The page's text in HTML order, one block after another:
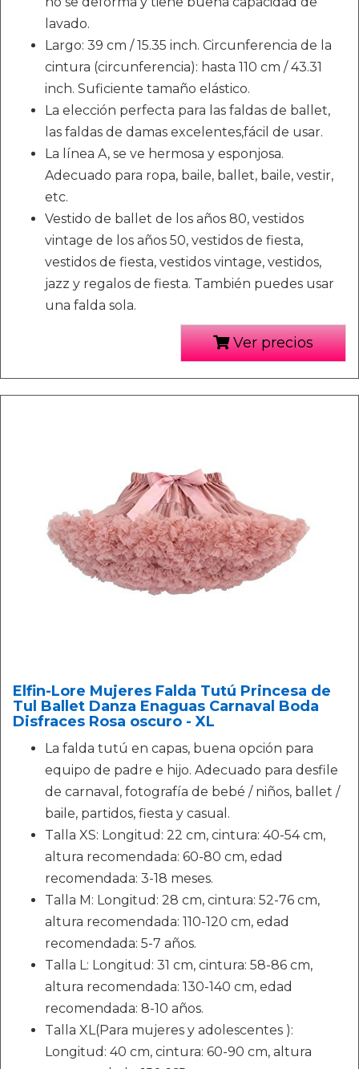
lavado.
Largo: 39 cm / 15.35 inch. Circunferencia de la
cintura (circunferencia): hasta 110 cm / 43.31
inch. Suficiente tamaño elástico.
La elección perfecta para las faldas de ballet,
las faldas de damas excelentes,fácil de usar.
La línea A, se ve hermosa y esponjosa.
Adecuado para ropa, baile, ballet, baile, vestir,
etc.
Vestido de ballet de los años 80, vestidos
vintage de los años 50, vestidos de fiesta,
vestidos de fiesta, vestidos vintage, vestidos,
jazz y regalos de fiesta. También puedes usar
una falda sola.
Ver precios
Elfin-Lore Mujeres Falda Tutú Princesa de
Tul Ballet Danza Enaguas Carnaval Boda
Disfraces Rosa oscuro - XL
La falda tutú en capas, buena opción para
equipo de padre e hijo. Adecuado para desfile
de carnaval, fotografía de bebé / niños, ballet /
baile, partidos, fiesta y casual.
Talla XS: Longitud: 22 cm, cintura: 40-54 cm,
altura recomendada: 60-80 cm, edad
recomendada: 3-18 meses.
Talla M: Longitud: 28 cm, cintura: 52-76 cm,
altura recomendada: 110-120 cm, edad
recomendada: 5-7 años.
Talla L: Longitud: 31 cm, cintura: 58-86 cm,
altura recomendada: 130-140 cm, edad
recomendada: 8-10 años.
Talla XL(Para mujeres y adolescentes ):
Longitud: 40 cm, cintura: 60-90 cm, altura